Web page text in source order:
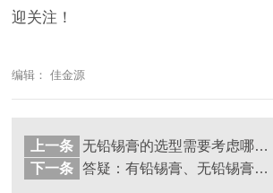
迎关注！
编辑： 佳金源
上一条
无铅锡膏的选型需要考虑哪些因素？
下一条
答疑：有铅锡膏、无铅锡膏，能混着用吗？